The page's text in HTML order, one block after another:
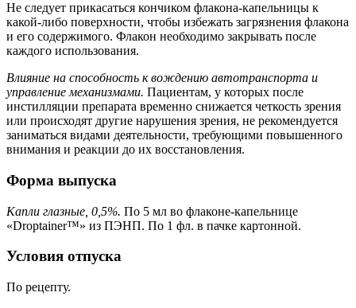
Не следует прикасаться кончиком флакона-капельницы к
какой-либо поверхности, чтобы избежать загрязнения флакона
и его содержимого. Флакон необходимо закрывать после
каждого использования.
Влияние на способность к вождению автотранспорта и
управление механизмами. Пациентам, у которых после
инстилляции препарата временно снижается четкость зрения
или происходят другие нарушения зрения, не рекомендуется
заниматься видами деятельности, требующими повышенного
внимания и реакции до их восстановления.
Форма выпуска
Капли глазные, 0,5%. По 5 мл во флаконе-капельнице
«Droptainer™» из ПЭНП. По 1 фл. в пачке картонной.
Условия отпуска
По рецепту.